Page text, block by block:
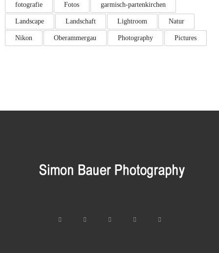
fotografie Fotos garmisch-partenkirchen
Landscape Landschaft Lightroom Natur
Nikon Oberammergau Photography Pictures